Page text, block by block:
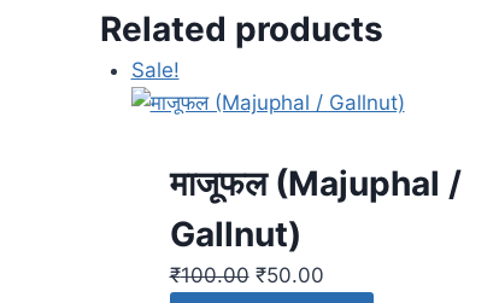
Related products
Sale!
माजूफल (Majuphal /
Gallnut)
₹100.00 ₹50.00